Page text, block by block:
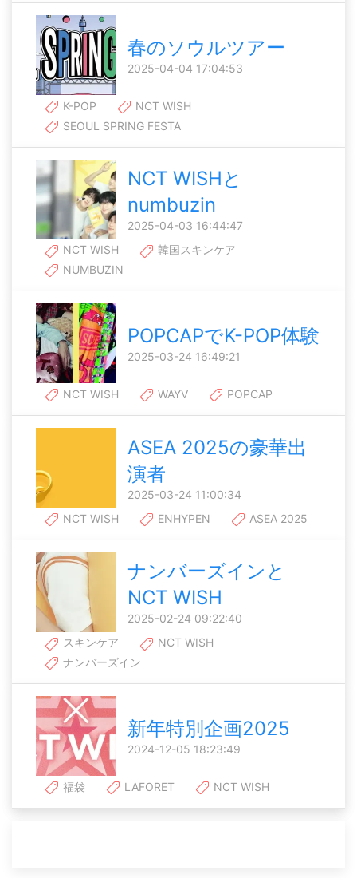
春のソウルツアー
2025-04-04 17:04:53
K-POP
NCT WISH
SEOUL SPRING FESTA
NCT WISHと
numbuzin
2025-04-03 16:44:47
NCT WISH
韓国スキンケア
NUMBUZIN
POPCAPでK-POP体験
2025-03-24 16:49:21
NCT WISH WAYV POPCAP
ASEA 2025の豪華出
演者
2025-03-24 11:00:34
NCT WISH
ENHYPEN ASEA 2025
ナンバーズインと
NCT WISH
2025-02-24 09:22:40
スキンケア
NCT WISH
ナンバーズイン
新年特別企画2025
2024-12-05 18:23:49
福袋 LAFORET NCT WISH